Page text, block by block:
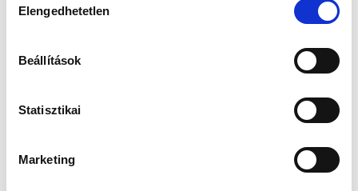
kiválasztása
Elengedhetetlen
Beállítások
Statisztikai
Marketing
Biztonságos